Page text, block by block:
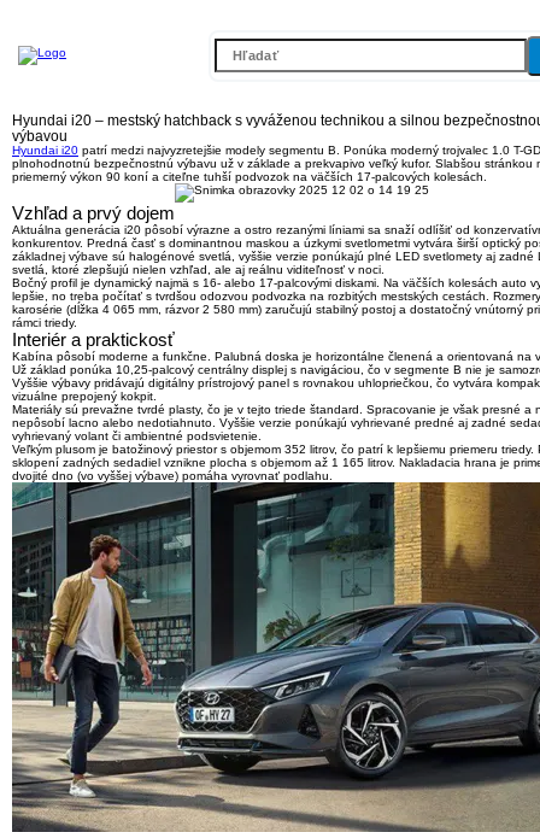
Hyundai i20 – mestský hatchback s vyváženou technikou a silnou
výbavou
Hyundai i20 patrí medzi najvyzretejšie modely segmentu B . Ponúka moderný trojvalec 1.0 T-
plnohodnotnú bezpečnostnú výbavu už v základe a prekvapivo veľký kufor. Slabšou stránkou
priemerný výkon 90 koní a citeľne tuhší podvozok na väčších 17-palcových kolesách.
Vzhľad a prvý dojem
Aktuálna generácia i20 pôsobí výrazne a ostro rezanými líniami sa snaží odlíšiť od
konkurentov. Predná časť s dominantnou maskou a úzkymi svetlometmi vytvára širší optický
základnej výbave sú halogénové svetlá, vyššie verzie ponúkajú plné LED svetlomety aj zadné
svetlá , ktoré zlepšujú nielen vzhľad, ale aj reálnu viditeľnosť v noci.
Bočný profil je dynamický najmä s 16- alebo 17-palcovými diskami. Na väčších kolesách auto
lepšie, no treba počítať s tvrdšou odozvou podvozka na rozbitých mestských cestách. Rozmery
karosérie (dĺžka 4 065 mm, rázvor 2 580 mm) zaručujú stabilný postoj a dostatočný vnútorný
rámci triedy.
Interiér a praktickosť
Kabína pôsobí moderne a funkčne. Palubná doska je horizontálne členená a orientovaná na
Už základ ponúka 10,25-palcový centrálny displej s navigáciou , čo v segmente B nie je
Vyššie výbavy pridávajú digitálny prístrojový panel s rovnakou uhlopriečkou, čo vytvára
vizuálne prepojený kokpit.
Materiály sú prevažne tvrdé plasty, čo je v tejto triede štandard. Spracovanie je však presné a
nepôsobí lacno alebo nedotiahnuto. Vyššie verzie ponúkajú vyhrievané predné aj zadné
vyhrievaný volant či ambientné podsvietenie.
Veľkým plusom je batožinový priestor s objemom 352 litrov, čo patrí k lepšiemu priemeru triedy.
sklopení zadných sedadiel vznikne plocha s objemom až 1 165 litrov. Nakladacia hrana je
dvojité dno (vo vyššej výbave) pomáha vyrovnať podlahu.